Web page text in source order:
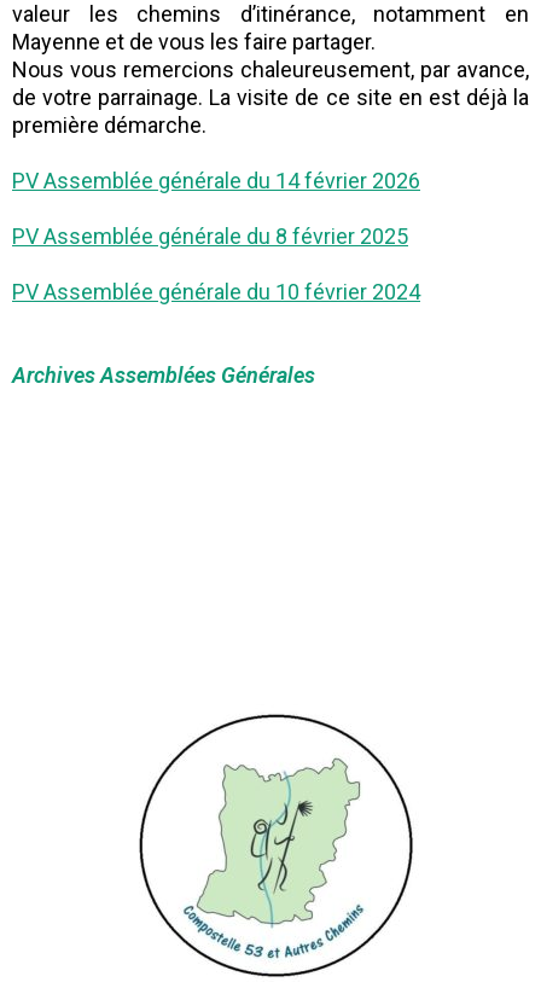
valeur les chemins d’itinérance, notamment en
Mayenne et de vous les faire partager.
Nous vous remercions chaleureusement, par avance,
de votre parrainage. La visite de ce site en est déjà la
première démarche.
PV Assemblée générale du 14 février 2026
PV Assemblée générale du 8 février 2025
PV Assemblée générale du 10 février 2024
Archives Assemblées Générales